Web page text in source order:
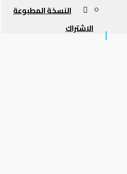
النسخة المطبوعة
الاشتراك